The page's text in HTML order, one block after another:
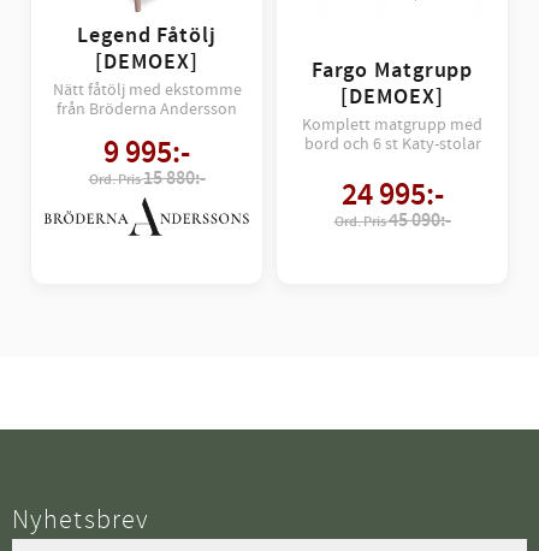
Legend Fåtölj
[DEMOEX]
Nätt fåtölj med ekstomme
från Bröderna Andersson
9 995:-
15 880:-
Fargo Matgrupp
[DEMOEX]
Komplett matgrupp med
bord och 6 st Katy-stolar
24 995:-
45 090:-
Nyhetsbrev